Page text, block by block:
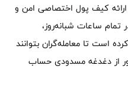
ارائه کیف پول اختصاصی امن و
تمام ساعات شبانه‌روز،
است تا معامله‌گران بتوانند
از دغدغه مسدودی حساب